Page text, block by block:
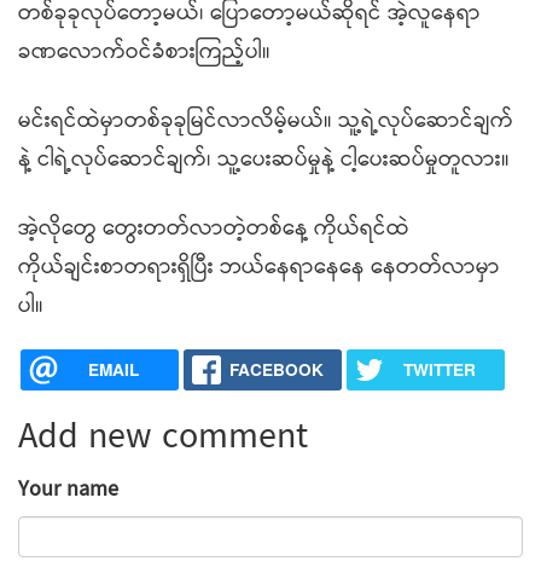
တစ်ခုခုလုပ်တော့မယ်၊ ပြောတော့မယ်ဆိုရင် အဲ့လူနေရာ
ခဏလောက်ဝင်ခံစားကြည့်ပါ။
မင်းရင်ထဲမှာတစ်ခုခုမြင်လာလိမ့်မယ်။ သူ့ရဲ့လုပ်ဆောင်ချက်
နဲ့ ငါရဲ့လုပ်ဆောင်ချက်၊ သူ့ပေးဆပ်မှုနဲ့ ငါ့ပေးဆပ်မှုတူလား။
အဲ့လိုတွေ တွေးတတ်လာတဲ့တစ်နေ့ ကိုယ်ရင်ထဲ
ကိုယ်ချင်းစာတရားရှိပြီး ဘယ်နေရာနေနေ နေတတ်လာမှာ
ပါ။
EMAIL FACEBOOK TWITTER
Add new comment
Your name